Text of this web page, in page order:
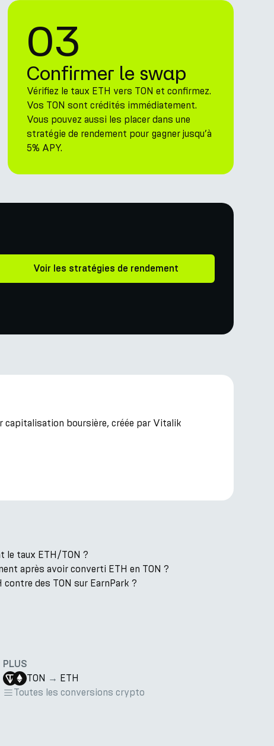
03
Confirmer le swap
Vérifiez le taux ETH vers TON et confirmez.
Vos TON sont crédités immédiatement.
Vous pouvez aussi les placer dans une
stratégie de rendement pour gagner jusqu’à
5% APY.
Voir les stratégies de rendement
capitalisation boursière, créée par Vitalik
le taux ETH/TON ?
après avoir converti ETH en TON ?
contre des TON sur EarnPark ?
PLUS
TON → ETH
Toutes les conversions crypto